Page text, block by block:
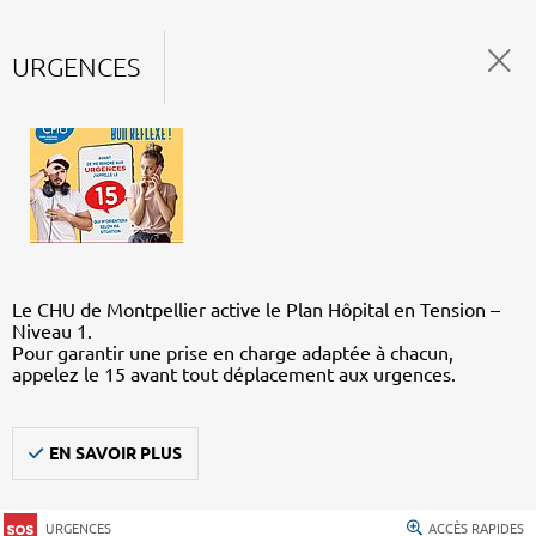
URGENCES
Le CHU de Montpellier active le Plan Hôpital en Tension –
Niveau 1.
Pour garantir une prise en charge adaptée à chacun,
appelez le 15 avant tout déplacement aux urgences.
EN SAVOIR PLUS
URGENCES ACCÈS RAPIDES